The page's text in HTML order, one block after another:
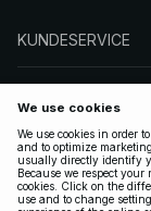
KUNDESERVICE
FØLG OSS
LOVLIG